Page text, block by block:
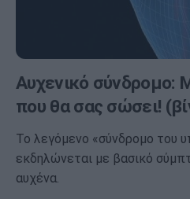
Αυχενικό σύνδρομο:
που θα σας σώσει!
Το λεγόμενο «σύνδρομο του
εκδηλώνεται με βασικό
αυχένα.